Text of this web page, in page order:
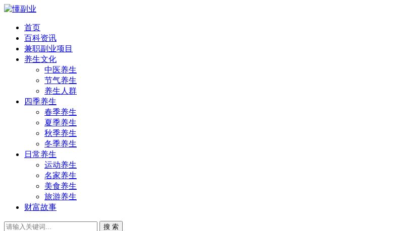
首页
百科资讯
兼职副业项目
养生文化
中医养生
节气养生
养生人群
四季养生
春季养生
夏季养生
秋季养生
冬季养生
日常养生
运动养生
名家养生
美食养生
旅游养生
财富故事
搜 索